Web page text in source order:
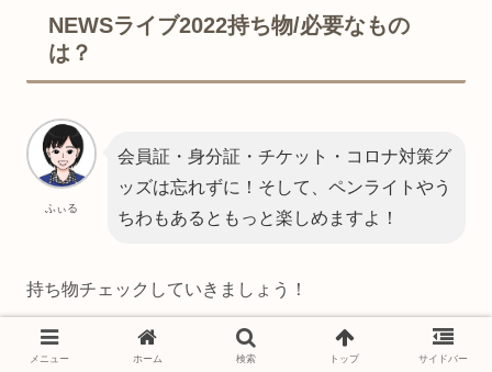
NEWSライブ2022持ち物/必要なもの
は？
ふぃる
会員証・身分証・チケット・コロナ対策グ
ッズは忘れずに！そして、ペンライトやう
ちわもあるともっと楽しめますよ！
持ち物チェックしていきましょう！
まず、絶対に忘れてはいけないものは、この4つ。
メニュー ホーム 検索 トップ サイドバー